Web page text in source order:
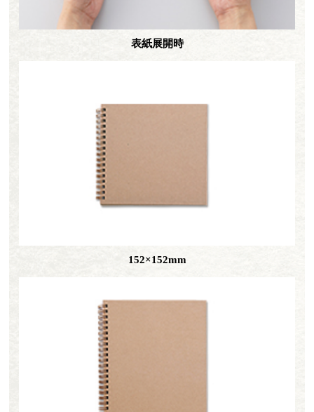
表紙展開時
152×152mm